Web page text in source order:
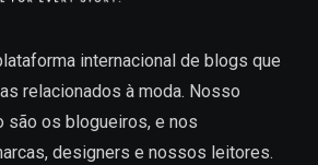
internacional de blogs que
relacionados à moda. Nosso
são os blogueiros, e nos
designers e nossos leitores.